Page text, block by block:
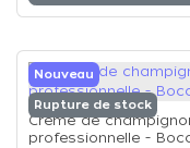
Nouveau
Rupture de stock
Crème de
professionnelle -